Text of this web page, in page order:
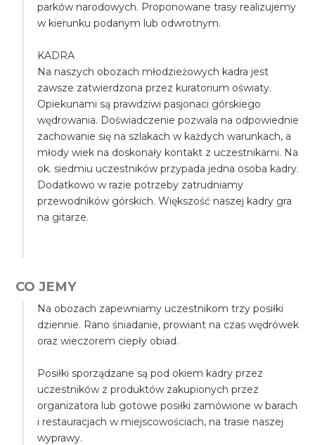
parków narodowych. Proponowane trasy realizujemy
w kierunku podanym lub odwrotnym.
KADRA
Na naszych obozach młodzieżowych kadra jest
zawsze zatwierdzona przez kuratorium oświaty.
Opiekunami są prawdziwi pasjonaci górskiego
wędrowania. Doświadczenie pozwala na odpowiednie
zachowanie się na szlakach w każdych warunkach, a
młody wiek na doskonały kontakt z uczestnikami. Na
ok. siedmiu uczestników przypada jedna osoba kadry.
Dodatkowo w razie potrzeby zatrudniamy
przewodników górskich. Większość naszej kadry gra
na gitarze.
CO JEMY
Na obozach zapewniamy uczestnikom trzy posiłki
dziennie. Rano śniadanie, prowiant na czas wędrówek
oraz wieczorem ciepły obiad.
Posiłki sporządzane są pod okiem kadry przez
uczestników z produktów zakupionych przez
organizatora lub gotowe posiłki zamówione w barach
i restauracjach w miejscowościach, na trasie naszej
wyprawy.